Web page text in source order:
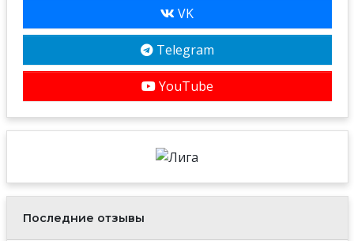
VK
Telegram
YouTube
Последние отзывы